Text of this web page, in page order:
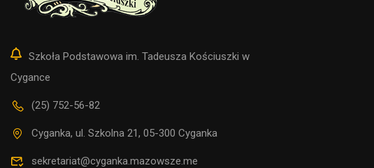
Szkoła Podstawowa im. Tadeusza Kościuszki w
Cygance
(25) 752-56-82
Cyganka, ul. Szkolna 21, 05-300 Cyganka
sekretariat@cyganka.mazowsze.me